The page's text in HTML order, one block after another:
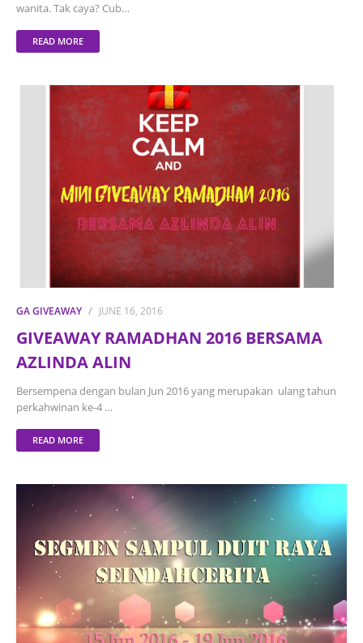
wanita. Tak caya? Cub…
READ MORE
GA GIVEAWAY JUNE 16, 2016
GIVEAWAY RAMADHAN 2016 BERSAMA
AZLINDA ALIN
Bersempena dengan bulan Jun 2016 yang merupakan ulang tahun
perkahwinan ke-4 …
READ MORE